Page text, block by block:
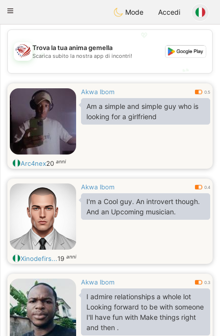
StatesDating
Toggle
Mode Accedi
💖
💕
Trova la tua anima gemella
Scarica subito la nostra app di incontri!
Akwa Ibom 0.5
Am a simple and simple guy who is
looking for a girlfriend
Arc4nex20 anni
Akwa Ibom 0.4
I'm a Cool guy. An introvert though.
And an Upcoming musician.
Xinodefirs...19 anni
Akwa Ibom 0.3
I admire relationships a whole lot
Looking forward to be with someone
I'll have fun with Make things right
and then .